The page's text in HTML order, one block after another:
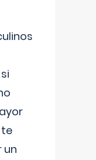
un